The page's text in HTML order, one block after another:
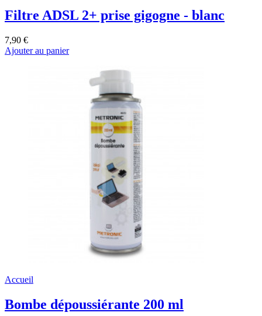
Filtre ADSL 2+ prise gigogne - blanc
7,90 €
Ajouter au panier
Accueil
Bombe dépoussiérante 200 ml